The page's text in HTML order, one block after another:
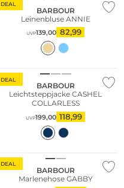
DEAL
BARBOUR
Leinenbluse ANNIE
UVP139,00 82,99
DEAL
BARBOUR
Leichtsteppjacke CASHEL
COLLARLESS
UVP199,00 118,99
DEAL
BARBOUR
Marlenehose GABBY